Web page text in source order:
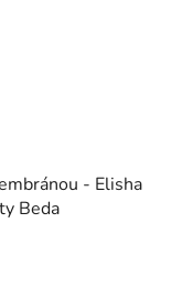
- Elisha
Beda